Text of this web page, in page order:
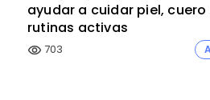
ayudar a cuidar piel,
rutinas activas
visibility 703